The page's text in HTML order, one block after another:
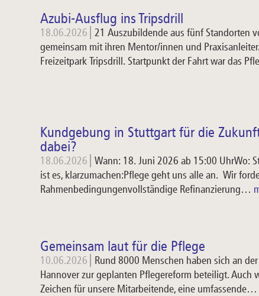
Azubi-Ausflug ins Tripsdrill
18.06.2026 21 Auszubildende aus fünf Standorten
gemeinsam mit ihren Mentor/innen und
Freizeitpark Tripsdrill. Startpunkt der Fahrt war das
Kundgebung in Stuttgart für die
dabei?
18.06.2026 Wann: 18. Juni 2026 ab 15:00 UhrWo:
ist es, klarzumachen:Pflege geht uns alle an. Wir
Rahmenbedingungenvollständige Refinanzierung…
Gemeinsam laut für die Pflege
10.06.2026
Rund 8000 Menschen haben sich an
Hannover zur geplanten Pflegereform beteiligt. Auch
Zeichen für unsere Mitarbeitende, eine umfassende…